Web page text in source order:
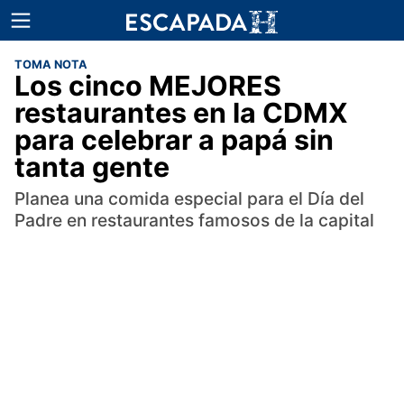
TOMA NOTA
Los cinco MEJORES
restaurantes en la CDMX
para celebrar a papá sin
tanta gente
Planea una comida especial para el Día del
Padre en restaurantes famosos de la capital